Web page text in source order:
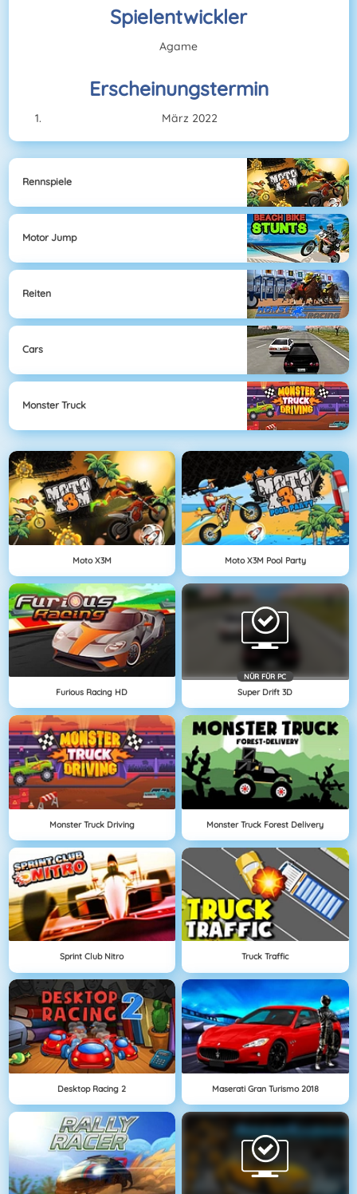
Spielentwickler
Agame
Erscheinungstermin
März 2022
Rennspiele
Motor Jump
Reiten
Cars
Monster Truck
Moto X3M Moto X3M Pool Party
Furious Racing HD
NÜR FÜR PC
Super Drift 3D
Monster Truck Driving Monster Truck Forest Delivery
Sprint Club Nitro Truck Traffic
Desktop Racing 2 Maserati Gran Turismo 2018